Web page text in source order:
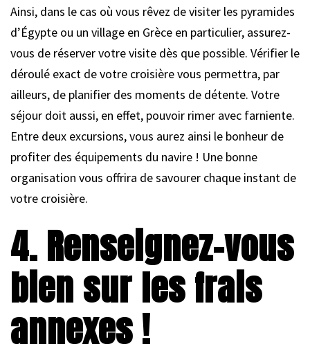
Ainsi, dans le cas où vous rêvez de visiter les pyramides
d’Égypte ou un village en Grèce en particulier, assurez-
vous de réserver votre visite dès que possible. Vérifier le
déroulé exact de votre croisière vous permettra, par
ailleurs, de planifier des moments de détente. Votre
séjour doit aussi, en effet, pouvoir rimer avec farniente.
Entre deux excursions, vous aurez ainsi le bonheur de
profiter des équipements du navire ! Une bonne
organisation vous offrira de savourer chaque instant de
votre croisière.
4. Renseignez-vous
bien sur les frais
annexes !